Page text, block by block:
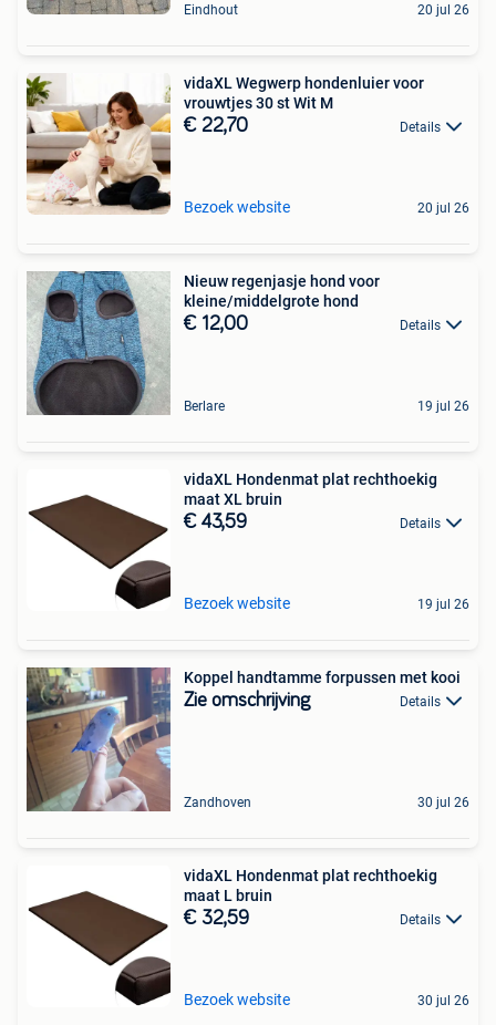
Eindhout 20 jul 26
vidaXL Wegwerp hondenluier voor
vrouwtjes 30 st Wit M
€ 22,70 Details
Bezoek website 20 jul 26
Nieuw regenjasje hond voor
kleine/middelgrote hond
€ 12,00 Details
Berlare 19 jul 26
vidaXL Hondenmat plat rechthoekig
maat XL bruin
€ 43,59 Details
Bezoek website 19 jul 26
Koppel handtamme forpussen met kooi
Zie omschrijving Details
Zandhoven 30 jul 26
vidaXL Hondenmat plat rechthoekig
maat L bruin
€ 32,59 Details
Bezoek website 30 jul 26